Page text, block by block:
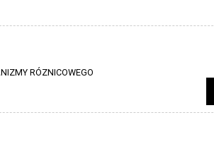
RÓZNICOWEGO